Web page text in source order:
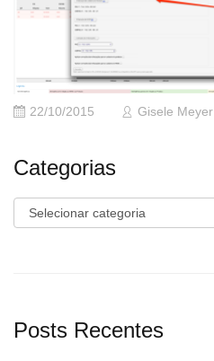
22/10/2015 Gisele Meyer
Categorias
Categorias
Posts Recentes